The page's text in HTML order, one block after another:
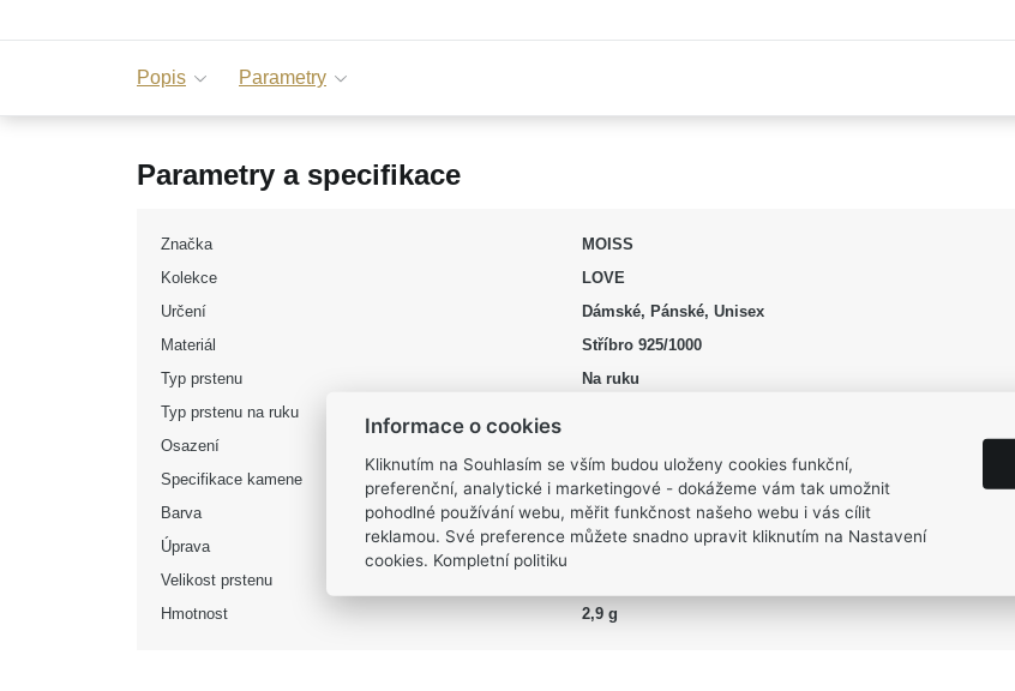
Popis Parametry
Parametry a specifikace
Značka
MOISS
Kolekce
LOVE
Určení
Dámské, Pánské, Unisex
Materiál
Stříbro 925/1000
Typ prstenu
Na ruku
Typ prstenu na ruku
Osazení
Specifikace kamene
Zirkon syntetický
Barva
stříbrná
Úprava
Lesk, Mat
Velikost prstenu
Hmotnost
2,9 g
Informace o cookies
Kliknutím na Souhlasím se vším budou uloženy cookies funkční,
preferenční, analytické i marketingové - dokážeme vám tak umožnit
pohodlné používání webu, měřit funkčnost našeho webu i vás cílit
reklamou. Své preference můžete snadno upravit kliknutím na Nastavení
cookies. Kompletní politiku